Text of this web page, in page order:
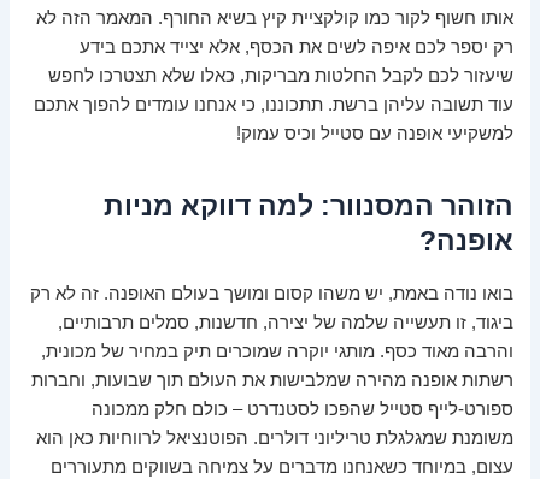
אותו חשוף לקור כמו קולקציית קיץ בשיא החורף. המאמר הזה לא
רק יספר לכם איפה לשים את הכסף, אלא יצייד אתכם בידע
שיעזור לכם לקבל החלטות מבריקות, כאלו שלא תצטרכו לחפש
עוד תשובה עליהן ברשת. תתכוננו, כי אנחנו עומדים להפוך אתכם
למשקיעי אופנה עם סטייל וכיס עמוק!
הזוהר המסנוור: למה דווקא מניות
אופנה?
בואו נודה באמת, יש משהו קסום ומושך בעולם האופנה. זה לא רק
ביגוד, זו תעשייה שלמה של יצירה, חדשנות, סמלים תרבותיים,
והרבה מאוד כסף. מותגי יוקרה שמוכרים תיק במחיר של מכונית,
רשתות אופנה מהירה שמלבישות את העולם תוך שבועות, וחברות
ספורט-לייף סטייל שהפכו לסטנדרט – כולם חלק ממכונה
משומנת שמגלגלת טריליוני דולרים. הפוטנציאל לרווחיות כאן הוא
עצום, במיוחד כשאנחנו מדברים על צמיחה בשווקים מתעוררים